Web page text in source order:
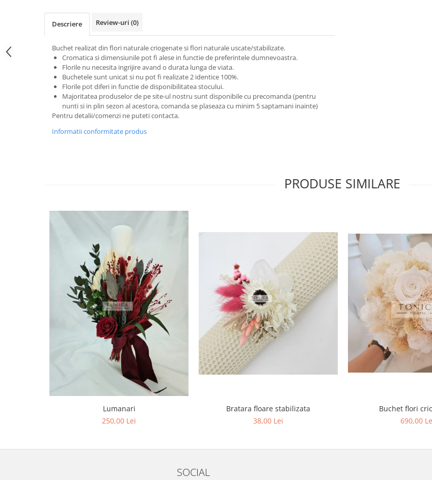
Descriere Review-uri (0)
Buchet realizat din flori naturale criogenate si flori naturale uscate/stabilizate.
Cromatica si dimensiunile pot fi alese in functie de preferintele dumnevoastra.
Florile nu necesita ingrijire avand o durata lunga de viata.
Buchetele sunt unicat si nu pot fi realizate 2 identice 100%.
Florile pot diferi in functie de disponibilitatea stocului.
Majoritatea produselor de pe site-ul nostru sunt disponibile cu precomanda (pentru
nunti si in plin sezon al acestora, comanda se plaseaza cu minim 5 saptamani inainte)
Pentru detalii/comenzi ne puteti contacta.
Informatii conformitate produs
PRODUSE SIMILARE
Lumanari
250,00 Lei
Bratara floare stabilizata
38,00 Lei
Buchet flori
690,00
SOCIAL